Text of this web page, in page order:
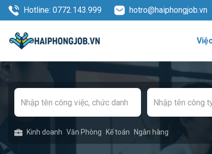
Hotline: 0772.143.999 hotro@haiphongjob.vn
Kinh doanh Văn Phòng Kế toán Ngân hàng